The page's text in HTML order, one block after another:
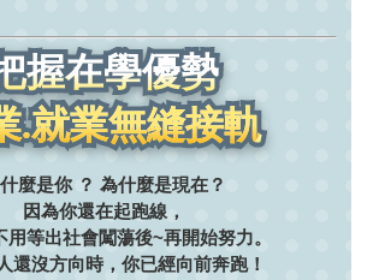
握在學優勢
.就業無縫接軌
麼是你 ？ 為什麼是現在？
因為你還在起跑線，
用等出社會闖蕩後~再開始努力。
還沒方向時，你已經向前奔跑！